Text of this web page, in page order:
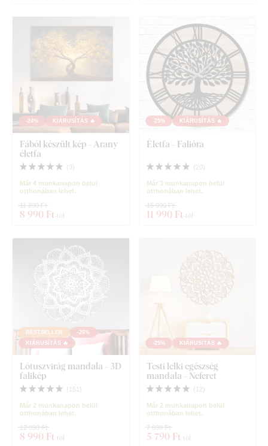
-24% KIÁRUSÍTÁS 🔥
Fából készült kép - Arany
életfa
( 3 )
Már 4 munkanapon belül
otthonában lehet.
8 990 Ft -tól
11 890 Ft
-25% KIÁRUSÍTÁS 🔥
Életfa - Falióra
( 20 )
Már 3 munkanapon belül
otthonában lehet.
11 990 Ft -tól
15 990 Ft
BESTSELLER
-26%
KIÁRUSÍTÁS 🔥
Lótuszvirág mandala - 3D
falikép
( 151 )
Már 2 munkanapon belül
otthonában lehet.
8 990 Ft -tól
12 090 Ft
-25% KIÁRUSÍTÁS 🔥
Testi lelki egészség
mandala - Neferet
( 12)
Már 2 munkanapon belül
otthonában lehet.
5 790 Ft -tól
7 690 Ft